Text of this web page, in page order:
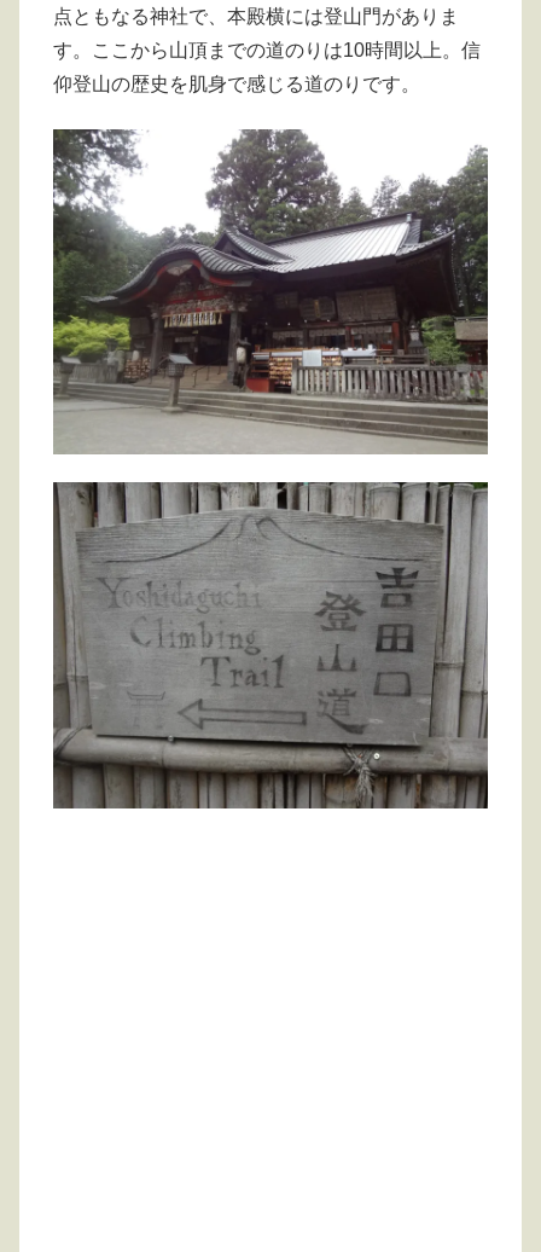
点ともなる神社で、本殿横には登山門がありま
す。ここから山頂までの道のりは10時間以上。信
仰登山の歴史を肌身で感じる道のりです。